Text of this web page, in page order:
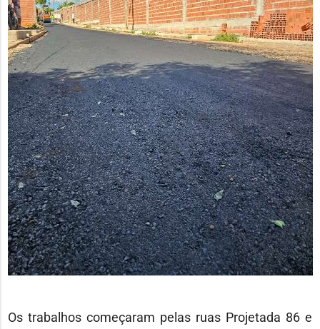
Os trabalhos começaram pelas ruas Projetada 86 e